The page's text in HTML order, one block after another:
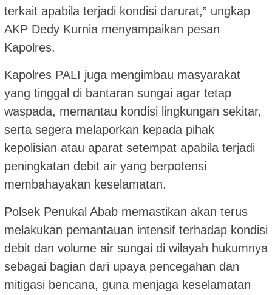
terkait apabila terjadi kondisi darurat,” ungkap
AKP Dedy Kurnia menyampaikan pesan
Kapolres.
Kapolres PALI juga mengimbau masyarakat
yang tinggal di bantaran sungai agar tetap
waspada, memantau kondisi lingkungan sekitar,
serta segera melaporkan kepada pihak
kepolisian atau aparat setempat apabila terjadi
peningkatan debit air yang berpotensi
membahayakan keselamatan.
Polsek Penukal Abab memastikan akan terus
melakukan pemantauan intensif terhadap kondisi
debit dan volume air sungai di wilayah hukumnya
sebagai bagian dari upaya pencegahan dan
mitigasi bencana, guna menjaga keselamatan